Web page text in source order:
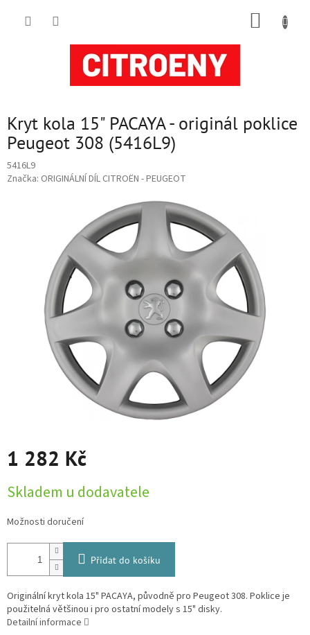
Kryt kola 15" PACAYA - originál poklice
Peugeot 308 (5416L9)
5416L9
Značka: ORIGINÁLNÍ DÍL CITROËN - PEUGEOT
1 282 Kč
cena:
Skladem u dodavatele
Možnosti doručení
Přidat do košíku
Originální kryt kola 15" PACAYA, původně pro Peugeot 308. Poklice je
použitelná většinou i pro ostatní modely s 15" disky.
Detailní informace